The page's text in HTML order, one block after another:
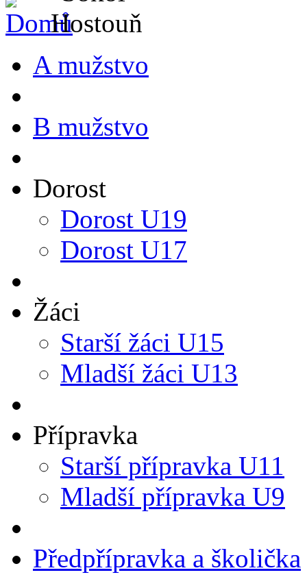
A mužstvo
B mužstvo
Dorost
Dorost U19
Dorost U17
Žáci
Starší žáci U15
Mladší žáci U13
Přípravka
Starší přípravka U11
Mladší přípravka U9
Předpřípravka a školička